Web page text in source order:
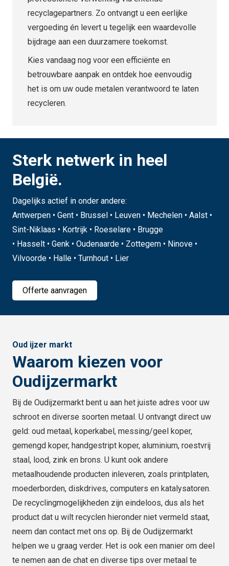
recyclagepartners. Zo ontvangt u een eerlijke
vergoeding én levert u tegelijk een waardevolle
bijdrage aan een duurzamere toekomst.
Kies vandaag nog voor een efficiënte en
betrouwbare aanpak en ontdek hoe eenvoudig
het is om uw oude metalen verantwoord te laten
recycleren.
Sterk netwerk in heel
België.
Dagelijks actief in onder andere:
Antwerpen • Gent • Brussel • Leuven • Mechelen • Aalst •
Sint-Niklaas • Kortrijk • Roeselare • Brugge
• Hasselt • Genk • Oudenaarde • Zottegem • Ninove •
Vilvoorde • Halle • Turnhout • Lier
Offerte aanvragen
Oud ijzer markt
Waarom kiezen voor
Oudijzermarkt
Bij de Oudijzermarkt bent u aan het juiste adres voor uw
schroot en diverse soorten metaal. U ontvangt direct uw
geld: oud metaal, koperkabel, messing/geel koper,
gemengd koper, handgestript koper, aluminium, roestvrij
staal, lood, zink en brons. U kunt ook andere
metaalhoudende producten inleveren, zoals printplaten,
moederborden, diskdrives, computers en katalysatoren.
De recyclingmogelijkheden zijn eindeloos, dus als het
product dat u wilt recyclen hieronder niet vermeld staat,
neem dan contact met ons op. Bij de Oudijzermarkt
helpen we u graag verder. Het is ook een manier om deel
te nemen aan de chat en diverse tips over metaal te